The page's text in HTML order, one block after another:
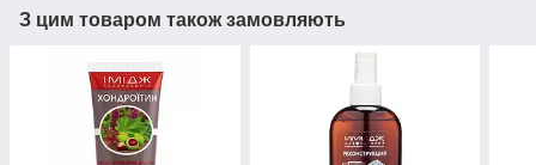
З цим товаром також замовляють